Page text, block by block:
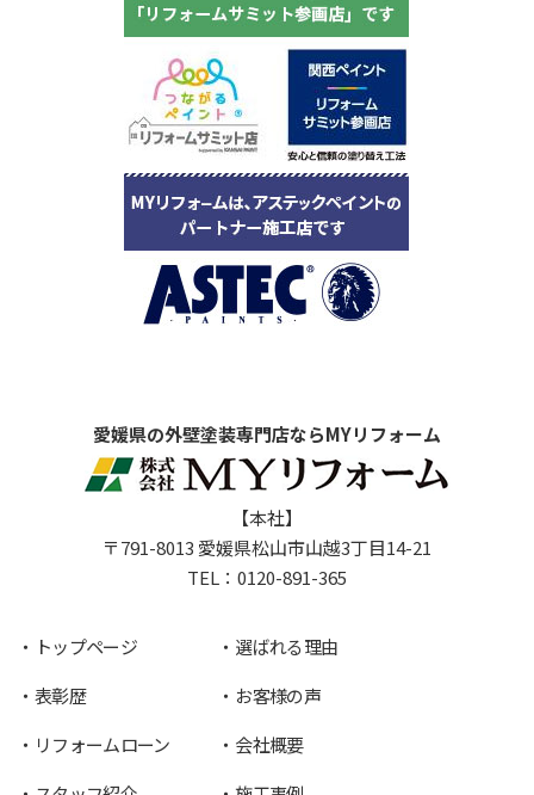
愛媛県の外壁塗装専門店ならMYリフォーム
【本社】
〒791-8013 愛媛県松山市山越3丁目14-21
TEL： 0120-891-365
トップページ
選ばれる理由
表彰歴
お客様の声
リフォームローン
会社概要